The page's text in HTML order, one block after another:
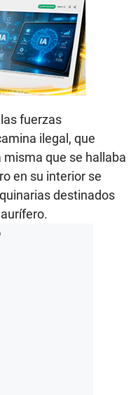
fuerzas
ilegal, que
que se hallaba
en su interior se
destinados